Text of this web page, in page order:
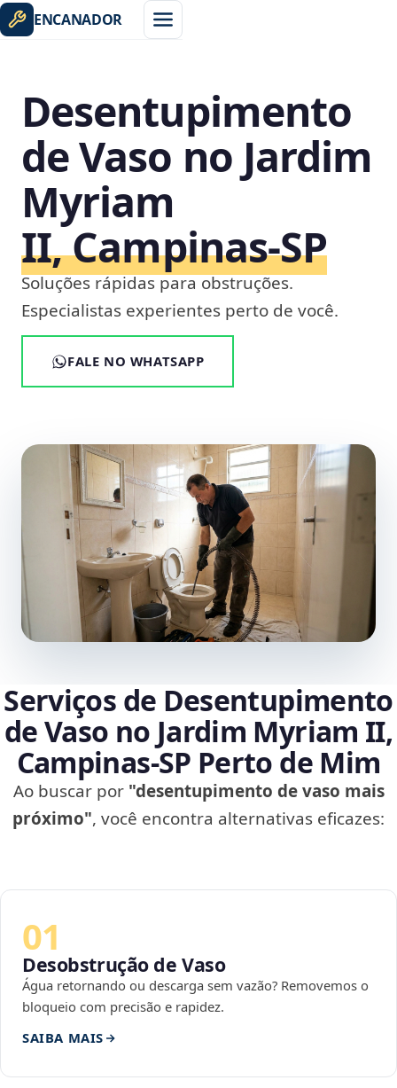
ENCANADOR
Desentupimento
de Vaso no Jardim
Myriam
II, Campinas‑SP
Soluções rápidas para obstruções.
Especialistas experientes perto de você.
FALE NO WHATSAPP
Serviços de Desentupimento
de Vaso no Jardim Myriam II,
Campinas‑SP Perto de Mim
Ao buscar por "desentupimento de vaso mais
próximo", você encontra alternativas eficazes:
01
Desobstrução de Vaso
Água retornando ou descarga sem vazão? Removemos o
bloqueio com precisão e rapidez.
SAIBA MAIS